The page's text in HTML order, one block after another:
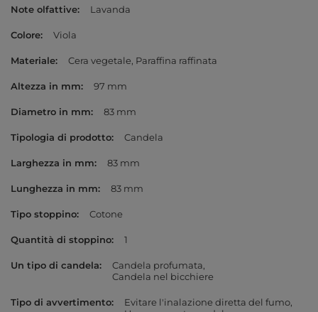
Note olfattive Lavanda
Colore Viola
Materiale Cera vegetale Paraffina raffinata
Altezza in mm 97 mm
Diametro in mm 83 mm
Tipologia di prodotto Candela
Larghezza in mm 83 mm
Lunghezza in mm 83 mm
Tipo stoppino Cotone
Quantità di stoppino 1
Un tipo di candela
Candela profumata
Candela nel bicchiere
Tipo di avvertimento
Evitare l'inalazione diretta del fumo